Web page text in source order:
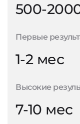
500-
Первые
1-2 мес
Высокие
7-10 мес